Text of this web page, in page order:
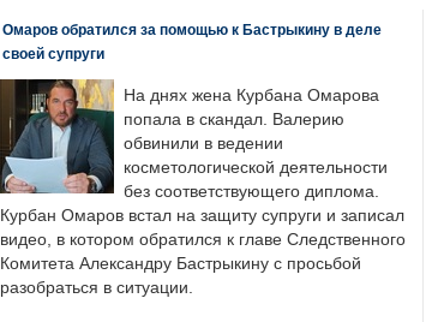
Омаров обратился за помощью к Бастрыкину в деле
своей супруги
На днях жена Курбана Омарова
попала в скандал. Валерию
обвинили в ведении
косметологической деятельности
без соответствующего диплома.
Курбан Омаров встал на защиту супруги и записал
видео, в котором обратился к главе Следственного
Комитета Александру Бастрыкину с просьбой
разобраться в ситуации.